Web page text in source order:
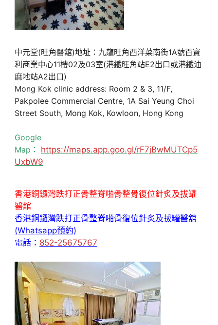
中元堂(旺角醫舘)地址：九龍旺角西洋菜南街1A號百寶
利商業中心11樓02及03室(港鐵旺角站E2出口或港鐵油
麻地站A2出口)
Mong Kok clinic address: Room 2 & 3, 11/F,
Pakpolee Commercial Centre, 1A Sai Yeung Choi
Street South, Mong Kok, Kowloon, Hong Kong
Google
Map： https://maps.app.goo.gl/rF7jBwMUTCp5
UxbW9
香港銅鑼灣跌打正骨整脊啪骨整骨復位針炙及拔罐
醫舘
香港銅鑼灣跌打正骨整脊啪骨復位針炙及拔罐醫舘
(Whatsapp預約)
電話： 852-25675767